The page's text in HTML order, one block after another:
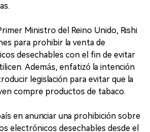
Ministro del Reino Unido, Rishi
para prohibir la venta de
desechables con el fin de evitar
Además, enfatizó la intención
legislación para evitar que la
compre productos de tabaco.
en anunciar una prohibición sobre
electrónicos desechables desde el